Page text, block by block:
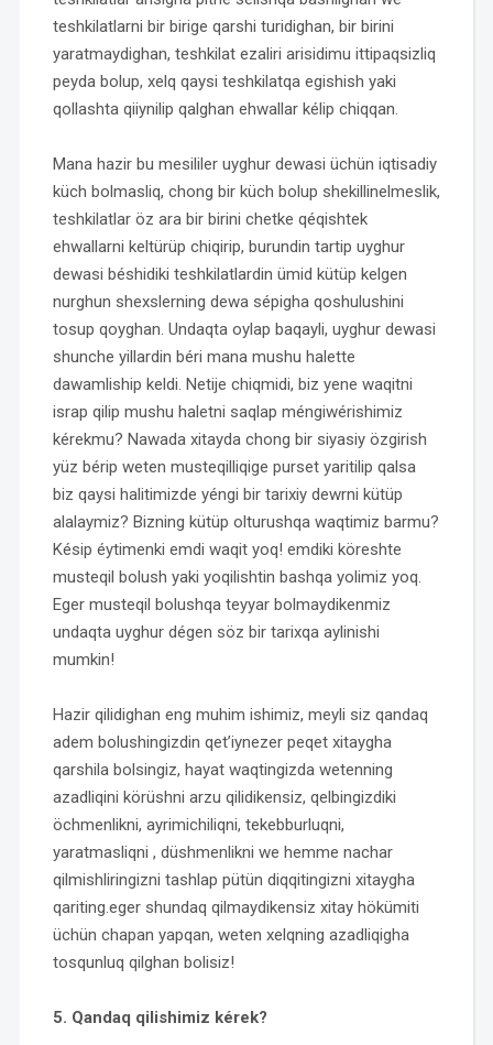
teshkilatlarni bir birige qarshi turidighan, bir birini
yaratmaydighan, teshkilat ezaliri arisidimu ittipaqsizliq
peyda bolup, xelq qaysi teshkilatqa egishish yaki
qollashta qiiynilip qalghan ehwallar kélip chiqqan.
Mana hazir bu mesililer uyghur dewasi üchün iqtisadiy
küch bolmasliq, chong bir küch bolup shekillinelmeslik,
teshkilatlar öz ara bir birini chetke qéqishtek
ehwallarni keltürüp chiqirip, burundin tartip uyghur
dewasi béshidiki teshkilatlardin ümid kütüp kelgen
nurghun shexslerning dewa sépigha qoshulushini
tosup qoyghan. Undaqta oylap baqayli, uyghur dewasi
shunche yillardin béri mana mushu halette
dawamliship keldi. Netije chiqmidi, biz yene waqitni
israp qilip mushu haletni saqlap méngiwérishimiz
kérekmu? Nawada xitayda chong bir siyasiy özgirish
yüz bérip weten musteqilliqige purset yaritilip qalsa
biz qaysi halitimizde yéngi bir tarixiy dewrni kütüp
alalaymiz? Bizning kütüp olturushqa waqtimiz barmu?
Késip éytimenki emdi waqit yoq! emdiki köreshte
musteqil bolush yaki yoqilishtin bashqa yolimiz yoq.
Eger musteqil bolushqa teyyar bolmaydikenmiz
undaqta uyghur dégen söz bir tarixqa aylinishi
mumkin!
Hazir qilidighan eng muhim ishimiz, meyli siz qandaq
adem bolushingizdin qet’iynezer peqet xitaygha
qarshila bolsingiz, hayat waqtingizda wetenning
azadliqini körüshni arzu qilidikensiz, qelbingizdiki
öchmenlikni, ayrimichiliqni, tekebburluqni,
yaratmasliqni , düshmenlikni we hemme nachar
qilmishliringizni tashlap pütün diqqitingizni xitaygha
qariting.eger shundaq qilmaydikensiz xitay hökümiti
üchün chapan yapqan, weten xelqning azadliqigha
tosqunluq qilghan bolisiz!
5. Qandaq qilishimiz kérek?